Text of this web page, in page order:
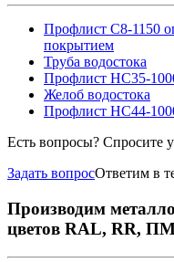
Профлист С8-1150
покрытием
Труба водостока
Профлист НС35-
Желоб водостока
Профлист НС44-
Есть вопросы? Спросите
Задать вопросОтветим в
Производим
цветов RAL, RR,